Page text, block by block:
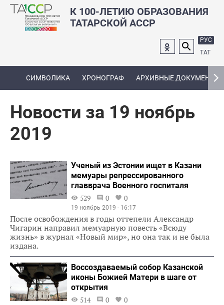
К 100-ЛЕТИЮ ОБРАЗОВАНИЯ
ТАТАРСКОЙ АССР
РУС
ТАТ
СИМВОЛИКА ХРОНОГРАФ АРХИВНЫЕ ДОКУМЕНТЫ
Новости за 19 ноябрь
2019
Ученый из Эстонии ищет в Казани
мемуары репрессированного
главврача Военного госпиталя
529
0 0
19 ноябрь 2019 - 16:17
После освобождения в годы оттепели Александр
Чигарин направил мемуарную повесть «Всюду
жизнь» в журнал «Новый мир», но она так и не была
издана.
Воссоздаваемый собор Казанской
иконы Божией Матери в шаге от
открытия
514
0 0